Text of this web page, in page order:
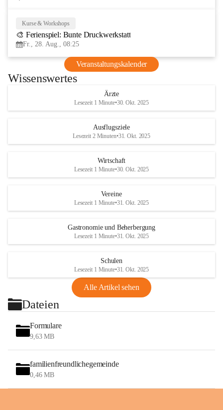
Kurse & Workshops
🎨 Ferienspiel: Bunte Druckwerkstatt
Fr., 28. Aug., 08:25
Veranstaltungskalender
Wissenswertes
Ärzte
Lesezeit 1 Minute•30. Okt. 2025
Ausflugsziele
Lesezeit 2 Minuten•31. Okt. 2025
Wirtschaft
Lesezeit 1 Minute•30. Okt. 2025
Vereine
Lesezeit 1 Minute•31. Okt. 2025
Gastronomie und Beherbergung
Lesezeit 1 Minute•31. Okt. 2025
Schulen
Lesezeit 1 Minute•31. Okt. 2025
Alle Artikel sehen
Dateien
Formulare
9,63 MB
familienfreundlichegemeinde
0,46 MB